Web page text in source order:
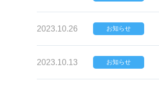
2023.10.26 お知らせ
2023.10.13 お知らせ